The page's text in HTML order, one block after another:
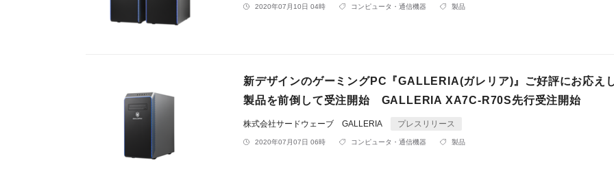
2020年07月10日 04時 コンピュータ・通信機器 製品
新デザインのゲーミングPC『GALLERIA(ガレリア)』ご好評にお応え
製品を前倒して受注開始 GALLERIA XA7C-R70S先行受注開始
株式会社サードウェーブ GALLERIA プレスリリース
2020年07月07日 06時 コンピュータ・通信機器 製品